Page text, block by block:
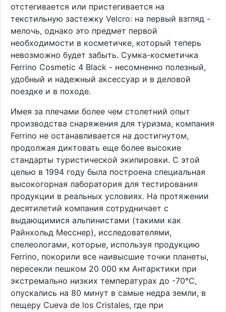
отстегивается или пристегивается на
текстильную застежку Velcro: на первый взгляд -
мелочь, однако это предмет первой
необходимости в косметичке, который теперь
невозможно будет забыть. Сумка-косметичка
Ferrino Cosmetic 4 Black - несомненно полезный,
удобный и надежный аксессуар и в деловой
поездке и в походе.
Имея за плечами более чем столетний опыт
производства снаряжения для туризма, компания
Ferrino не останавливается на достигнутом,
продолжая диктовать еще более высокие
стандарты туристической экипировки. С этой
целью в 1994 году была построена специальная
высокогорная лаборатория для тестирования
продукции в реальных условиях. На протяжении
десятилетий компания сотрудничает с
выдающимися альпинистами (такими как
Райнхольд Месснер), исследователями,
спелеологами, которые, используя продукцию
Ferrino, покорили все наивысшие точки планеты,
пересекли пешком 20 000 км Антарктики при
экстремально низких температурах до -70°С,
опускались на 80 минут в самые недра земли, в
пещеру Cueva de los Cristales, где при